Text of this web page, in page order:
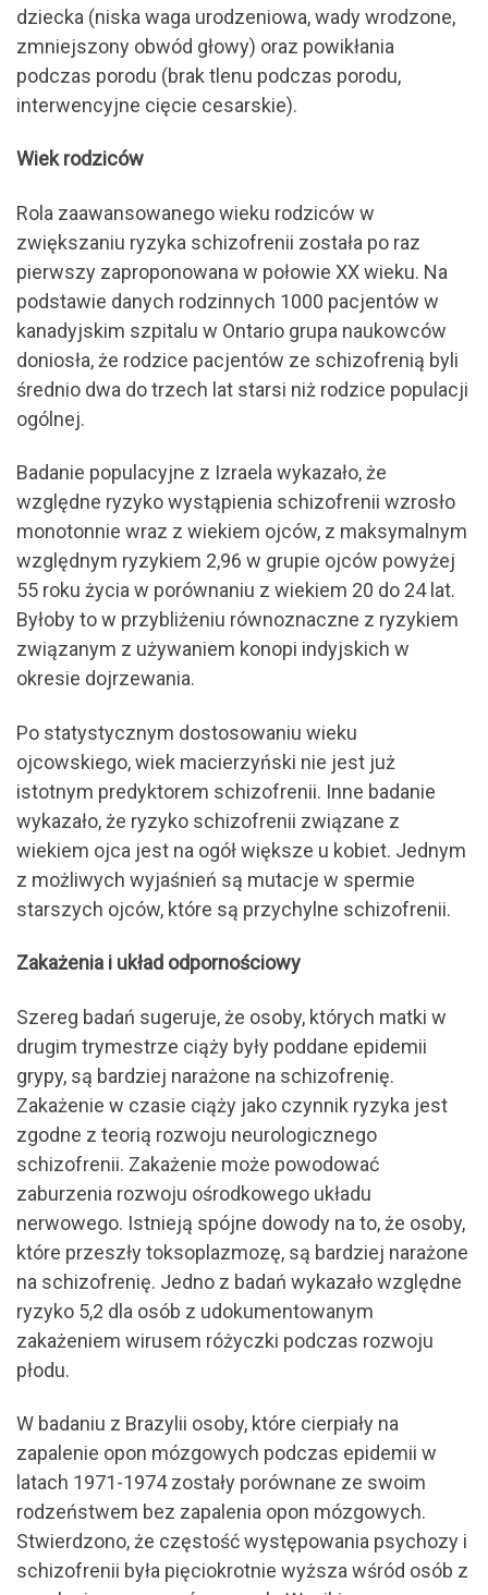
dziecka (niska waga urodzeniowa, wady wrodzone,
zmniejszony obwód głowy) oraz powikłania
podczas porodu (brak tlenu podczas porodu,
interwencyjne cięcie cesarskie).
Wiek rodziców
Rola zaawansowanego wieku rodziców w
zwiększaniu ryzyka schizofrenii została po raz
pierwszy zaproponowana w połowie XX wieku. Na
podstawie danych rodzinnych 1000 pacjentów w
kanadyjskim szpitalu w Ontario grupa naukowców
doniosła, że rodzice pacjentów ze schizofrenią byli
średnio dwa do trzech lat starsi niż rodzice populacji
ogólnej.
Badanie populacyjne z Izraela wykazało, że
względne ryzyko wystąpienia schizofrenii wzrosło
monotonnie wraz z wiekiem ojców, z maksymalnym
względnym ryzykiem 2,96 w grupie ojców powyżej
55 roku życia w porównaniu z wiekiem 20 do 24 lat.
Byłoby to w przybliżeniu równoznaczne z ryzykiem
związanym z używaniem konopi indyjskich w
okresie dojrzewania.
Po statystycznym dostosowaniu wieku
ojcowskiego, wiek macierzyński nie jest już
istotnym predyktorem schizofrenii. Inne badanie
wykazało, że ryzyko schizofrenii związane z
wiekiem ojca jest na ogół większe u kobiet. Jednym
z możliwych wyjaśnień są mutacje w spermie
starszych ojców, które są przychylne schizofrenii.
Zakażenia i układ odpornościowy
Szereg badań sugeruje, że osoby, których matki w
drugim trymestrze ciąży były poddane epidemii
grypy, są bardziej narażone na schizofrenię.
Zakażenie w czasie ciąży jako czynnik ryzyka jest
zgodne z teorią rozwoju neurologicznego
schizofrenii. Zakażenie może powodować
zaburzenia rozwoju ośrodkowego układu
nerwowego. Istnieją spójne dowody na to, że osoby,
które przeszły toksoplazmozę, są bardziej narażone
na schizofrenię. Jedno z badań wykazało względne
ryzyko 5,2 dla osób z udokumentowanym
zakażeniem wirusem różyczki podczas rozwoju
płodu.
W badaniu z Brazylii osoby, które cierpiały na
zapalenie opon mózgowych podczas epidemii w
latach 1971-1974 zostały porównane ze swoim
rodzeństwem bez zapalenia opon mózgowych.
Stwierdzono, że częstość występowania psychozy i
schizofrenii była pięciokrotnie wyższa wśród osób z